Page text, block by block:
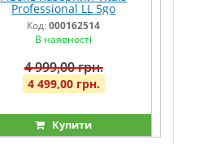
Professional LL 5go
Код:000162514
В наявності
4 999,00 грн.
4 499,00 грн.
Купити